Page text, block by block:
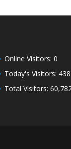
Online Visitors: 0
Today's Visitors: 438
Total Visitors: 60,782